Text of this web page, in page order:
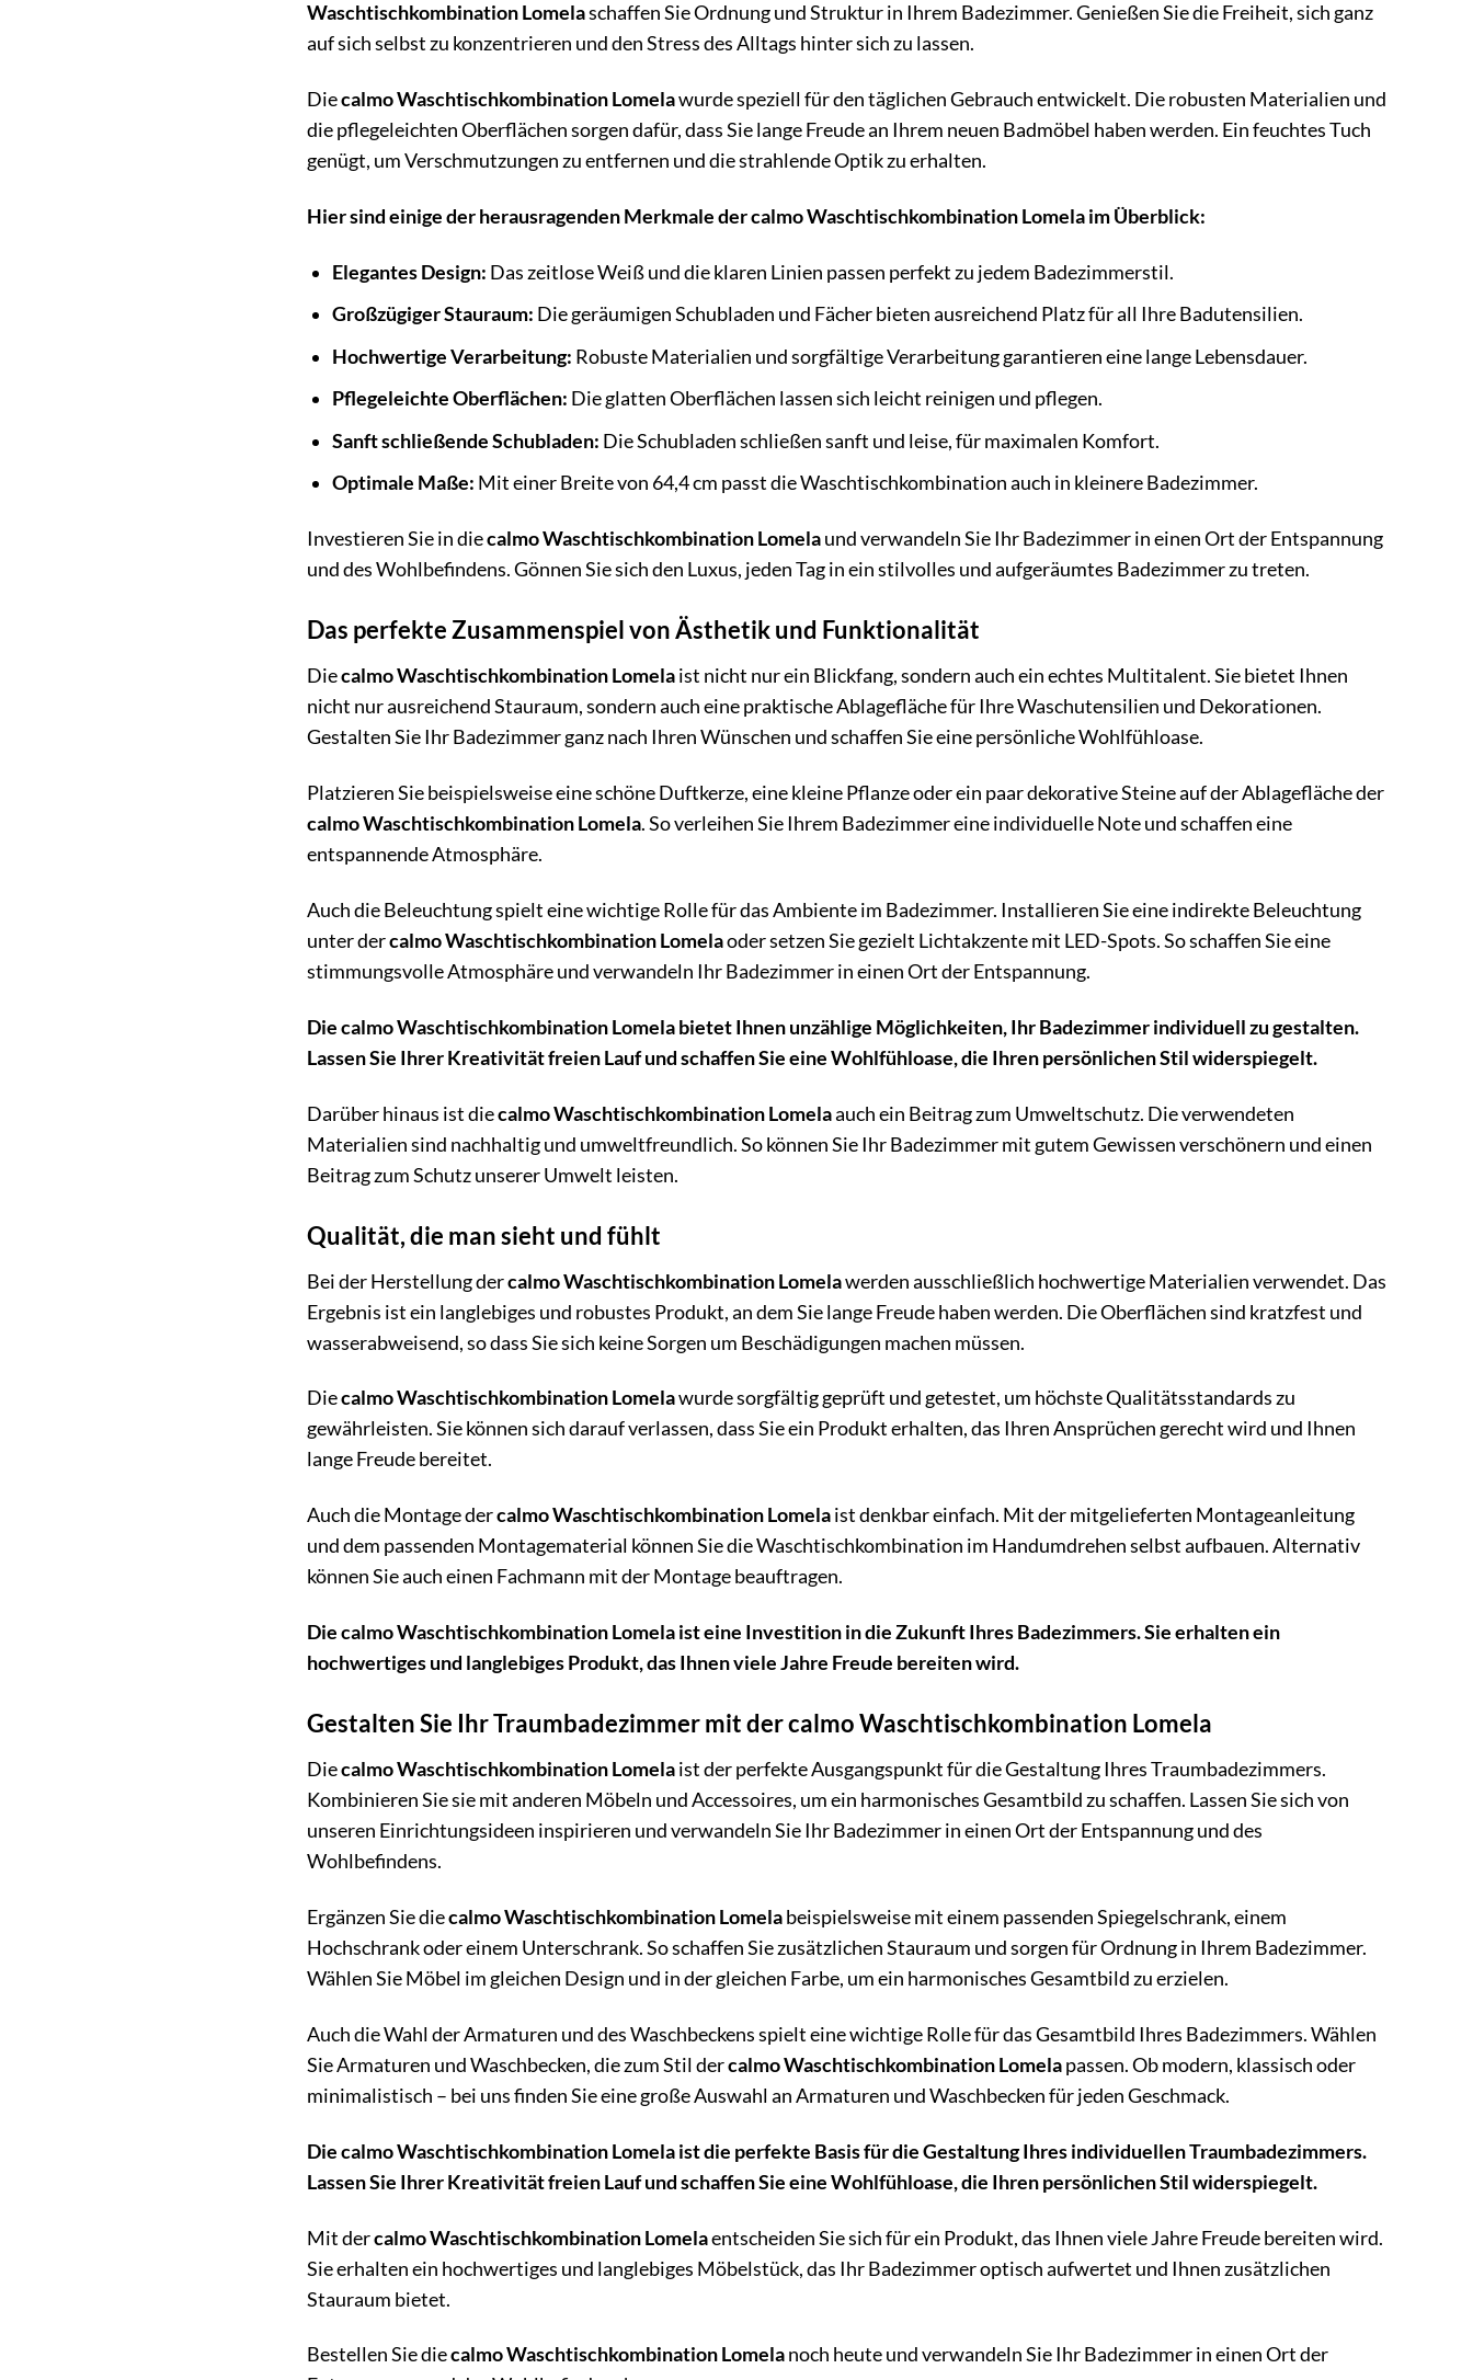
Waschtischkombination Lomelaschaffen Sie Ordnung und Struktur in Ihrem Badezimmer. Genießen Sie die Freiheit, sich ganz
auf sich selbst zu konzentrieren und den Stress des Alltags hinter sich zu lassen.
Diecalmo Waschtischkombination Lomelawurde speziell für den täglichen Gebrauch entwickelt. Die robusten Materialien und
die pflegeleichten Oberflächen sorgen dafür, dass Sie lange Freude an Ihrem neuen Badmöbel haben werden. Ein feuchtes Tuch
genügt, um Verschmutzungen zu entfernen und die strahlende Optik zu erhalten.
Hier sind einige der herausragenden Merkmale der calmo Waschtischkombination Lomela im Überblick:
Elegantes Design: Das zeitlose Weiß und die klaren Linien passen perfekt zu jedem Badezimmerstil.
Großzügiger Stauraum: Die geräumigen Schubladen und Fächer bieten ausreichend Platz für all Ihre Badutensilien.
Hochwertige Verarbeitung: Robuste Materialien und sorgfältige Verarbeitung garantieren eine lange Lebensdauer.
Pflegeleichte Oberflächen: Die glatten Oberflächen lassen sich leicht reinigen und pflegen.
Sanft schließende Schubladen: Die Schubladen schließen sanft und leise, für maximalen Komfort.
Optimale Maße: Mit einer Breite von 64,4 cm passt die Waschtischkombination auch in kleinere Badezimmer.
Investieren Sie in diecalmo Waschtischkombination Lomelaund verwandeln Sie Ihr Badezimmer in einen Ort der Entspannung
und des Wohlbefindens. Gönnen Sie sich den Luxus, jeden Tag in ein stilvolles und aufgeräumtes Badezimmer zu treten.
Das perfekte Zusammenspiel von Ästhetik und Funktionalität
Diecalmo Waschtischkombination Lomelaist nicht nur ein Blickfang, sondern auch ein echtes Multitalent. Sie bietet Ihnen
nicht nur ausreichend Stauraum, sondern auch eine praktische Ablagefläche für Ihre Waschutensilien und Dekorationen.
Gestalten Sie Ihr Badezimmer ganz nach Ihren Wünschen und schaffen Sie eine persönliche Wohlfühloase.
Platzieren Sie beispielsweise eine schöne Duftkerze, eine kleine Pflanze oder ein paar dekorative Steine auf der Ablagefläche der
calmo Waschtischkombination Lomela. So verleihen Sie Ihrem Badezimmer eine individuelle Note und schaffen eine
entspannende Atmosphäre.
Auch die Beleuchtung spielt eine wichtige Rolle für das Ambiente im Badezimmer. Installieren Sie eine indirekte Beleuchtung
unter dercalmo Waschtischkombination Lomelaoder setzen Sie gezielt Lichtakzente mit LED-Spots. So schaffen Sie eine
stimmungsvolle Atmosphäre und verwandeln Ihr Badezimmer in einen Ort der Entspannung.
Die calmo Waschtischkombination Lomela bietet Ihnen unzählige Möglichkeiten, Ihr Badezimmer individuell zu gestalten.
Lassen Sie Ihrer Kreativität freien Lauf und schaffen Sie eine Wohlfühloase, die Ihren persönlichen Stil widerspiegelt.
Darüber hinaus ist diecalmo Waschtischkombination Lomelaauch ein Beitrag zum Umweltschutz. Die verwendeten
Materialien sind nachhaltig und umweltfreundlich. So können Sie Ihr Badezimmer mit gutem Gewissen verschönern und einen
Beitrag zum Schutz unserer Umwelt leisten.
Qualität, die man sieht und fühlt
Bei der Herstellung dercalmo Waschtischkombination Lomelawerden ausschließlich hochwertige Materialien verwendet. Das
Ergebnis ist ein langlebiges und robustes Produkt, an dem Sie lange Freude haben werden. Die Oberflächen sind kratzfest und
wasserabweisend, so dass Sie sich keine Sorgen um Beschädigungen machen müssen.
Diecalmo Waschtischkombination Lomelawurde sorgfältig geprüft und getestet, um höchste Qualitätsstandards zu
gewährleisten. Sie können sich darauf verlassen, dass Sie ein Produkt erhalten, das Ihren Ansprüchen gerecht wird und Ihnen
lange Freude bereitet.
Auch die Montage dercalmo Waschtischkombination Lomelaist denkbar einfach. Mit der mitgelieferten Montageanleitung
und dem passenden Montagematerial können Sie die Waschtischkombination im Handumdrehen selbst aufbauen. Alternativ
können Sie auch einen Fachmann mit der Montage beauftragen.
Die calmo Waschtischkombination Lomela ist eine Investition in die Zukunft Ihres Badezimmers. Sie erhalten ein
hochwertiges und langlebiges Produkt, das Ihnen viele Jahre Freude bereiten wird.
Gestalten Sie Ihr Traumbadezimmer mit der calmo Waschtischkombination Lomela
Diecalmo Waschtischkombination Lomelaist der perfekte Ausgangspunkt für die Gestaltung Ihres Traumbadezimmers.
Kombinieren Sie sie mit anderen Möbeln und Accessoires, um ein harmonisches Gesamtbild zu schaffen. Lassen Sie sich von
unseren Einrichtungsideen inspirieren und verwandeln Sie Ihr Badezimmer in einen Ort der Entspannung und des
Wohlbefindens.
Ergänzen Sie diecalmo Waschtischkombination Lomelabeispielsweise mit einem passenden Spiegelschrank, einem
Hochschrank oder einem Unterschrank. So schaffen Sie zusätzlichen Stauraum und sorgen für Ordnung in Ihrem Badezimmer.
Wählen Sie Möbel im gleichen Design und in der gleichen Farbe, um ein harmonisches Gesamtbild zu erzielen.
Auch die Wahl der Armaturen und des Waschbeckens spielt eine wichtige Rolle für das Gesamtbild Ihres Badezimmers. Wählen
Sie Armaturen und Waschbecken, die zum Stil dercalmo Waschtischkombination Lomelapassen. Ob modern, klassisch oder
minimalistisch – bei uns finden Sie eine große Auswahl an Armaturen und Waschbecken für jeden Geschmack.
Die calmo Waschtischkombination Lomela ist die perfekte Basis für die Gestaltung Ihres individuellen Traumbadezimmers.
Lassen Sie Ihrer Kreativität freien Lauf und schaffen Sie eine Wohlfühloase, die Ihren persönlichen Stil widerspiegelt.
Mit dercalmo Waschtischkombination Lomelaentscheiden Sie sich für ein Produkt, das Ihnen viele Jahre Freude bereiten wird.
Sie erhalten ein hochwertiges und langlebiges Möbelstück, das Ihr Badezimmer optisch aufwertet und Ihnen zusätzlichen
Stauraum bietet.
Bestellen Sie diecalmo Waschtischkombination Lomelanoch heute und verwandeln Sie Ihr Badezimmer in einen Ort der